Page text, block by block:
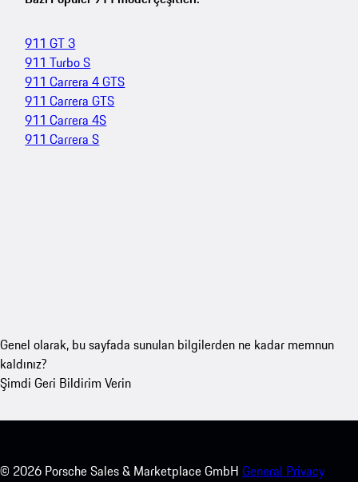
911 GT 3
911 Turbo S
911 Carrera 4 GTS
911 Carrera GTS
911 Carrera 4S
911 Carrera S
Genel olarak, bu sayfada sunulan bilgilerden ne kadar memnun
kaldınız?
Şimdi Geri Bildirim Verin
© 2026 Porsche Sales & Marketplace GmbH General Privacy